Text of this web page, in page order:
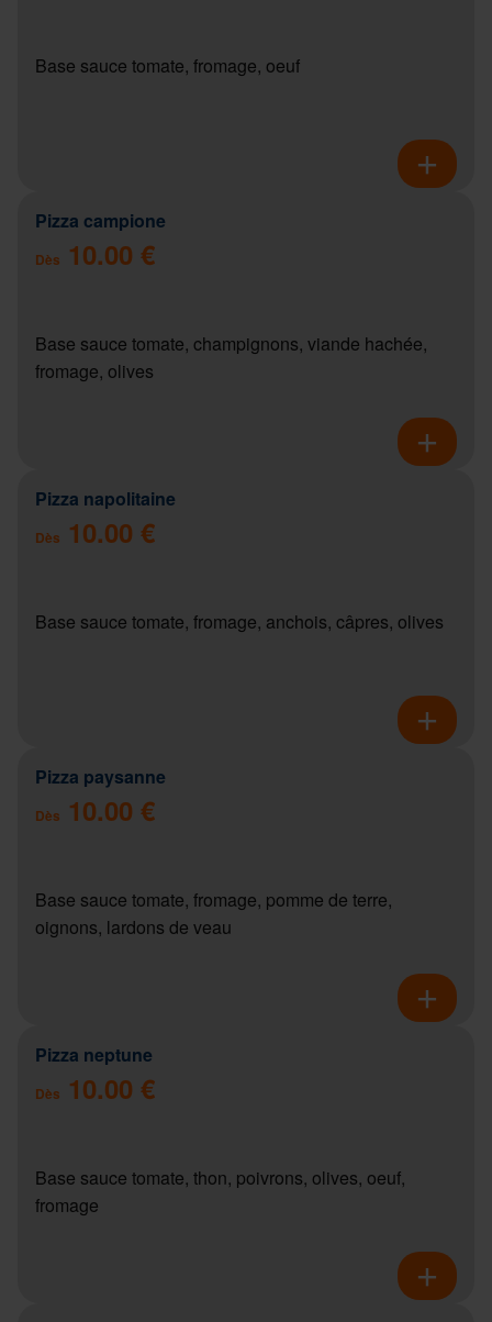
Base sauce tomate, fromage, oeuf
Pizza campione
Dès 10.00 €
Base sauce tomate, champignons, viande hachée,
fromage, olives
Pizza napolitaine
Dès 10.00 €
Base sauce tomate, fromage, anchois, câpres, olives
Pizza paysanne
Dès 10.00 €
Base sauce tomate, fromage, pomme de terre,
oignons, lardons de veau
Pizza neptune
Dès 10.00 €
Base sauce tomate, thon, poivrons, olives, oeuf,
fromage